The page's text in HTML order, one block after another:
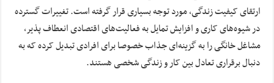
ارتقای کیفیت زندگی، مورد توجه بسیاری قرار گرفته است. تغییرات گسترده
در شیوه‌های کاری و افزایش تمایل به فعالیت‌های اقتصادی انعطاف‌ پذیر،
مشاغل خانگی را به گزینه‌ای جذاب خصوصا برای افرادی تبدیل کرده که به
دنبال برقراری تعادل بین کار و زندگی شخصی هستند.